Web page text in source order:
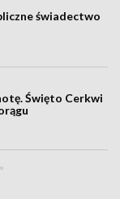
świadectwo
Święto Cerkwi